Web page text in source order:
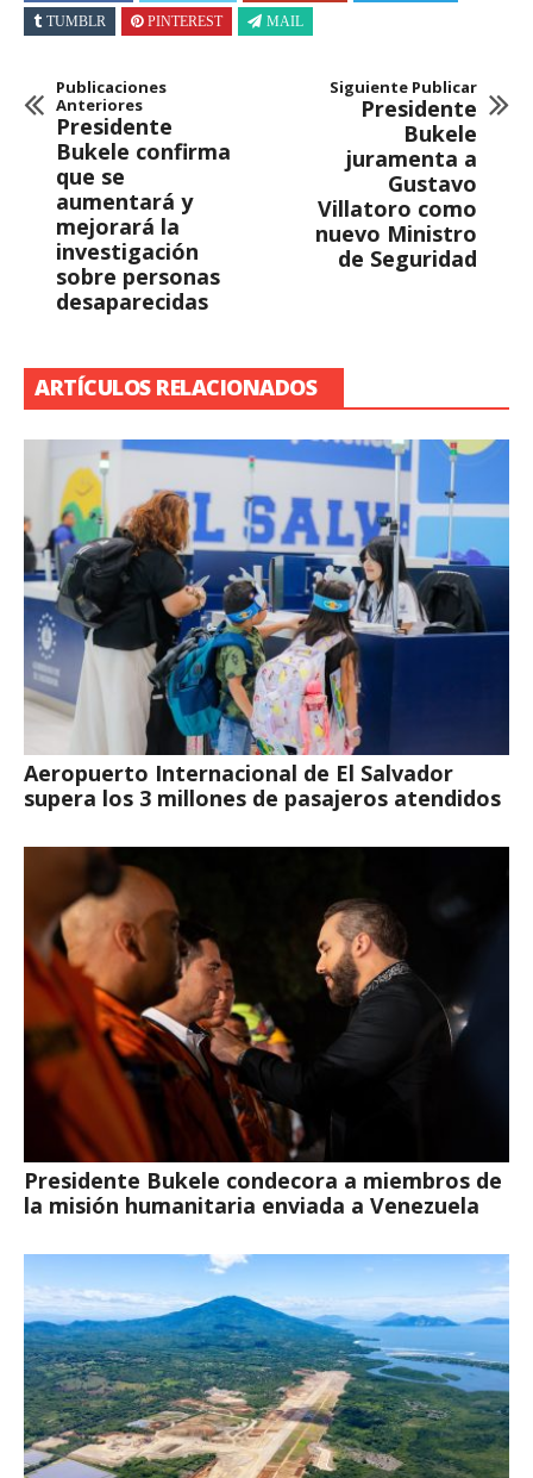
TUMBLR PINTEREST MAIL
Publicaciones
Anteriores
Presidente
Bukele confirma
que se
aumentará y
mejorará la
investigación
sobre personas
desaparecidas
Siguiente Publicar
Presidente
Bukele
juramenta a
Gustavo
Villatoro como
nuevo Ministro
de Seguridad
ARTÍCULOS RELACIONADOS
Aeropuerto Internacional de El Salvador
supera los 3 millones de pasajeros atendidos
Presidente Bukele condecora a miembros de
la misión humanitaria enviada a Venezuela